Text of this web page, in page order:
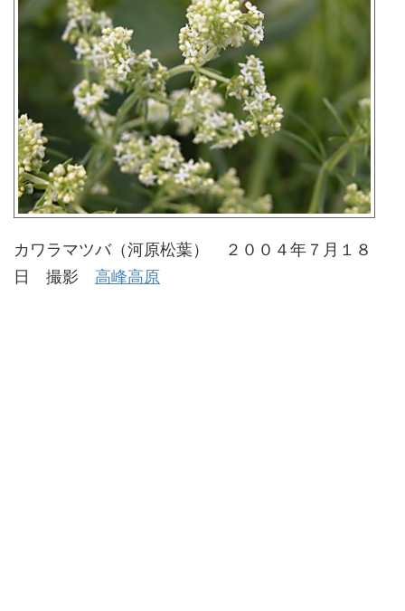
カワラマツバ（河原松葉） ２００４年７月１８
日 撮影 高峰高原